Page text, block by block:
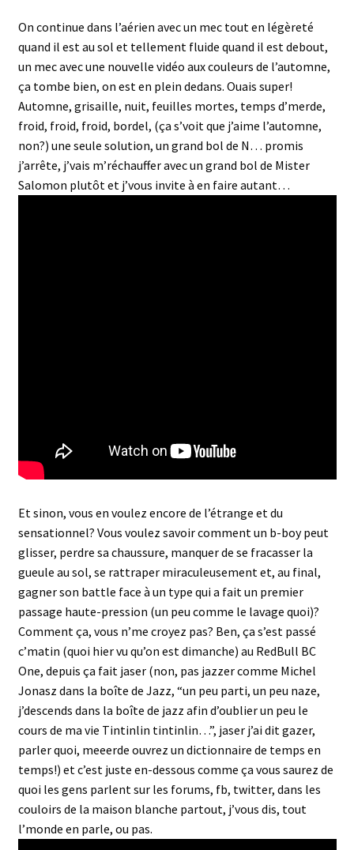
On continue dans l’aérien avec un mec tout en légèreté
quand il est au sol et tellement fluide quand il est debout,
un mec avec une nouvelle vidéo aux couleurs de l’automne,
ça tombe bien, on est en plein dedans. Ouais super!
Automne, grisaille, nuit, feuilles mortes, temps d’merde,
froid, froid, froid, bordel, (ça s’voit que j’aime l’automne,
non?) une seule solution, un grand bol de N… promis
j’arrête, j’vais m’réchauffer avec un grand bol de Mister
Salomon plutôt et j’vous invite à en faire autant…
Et sinon, vous en voulez encore de l’étrange et du
sensationnel? Vous voulez savoir comment un b-boy peut
glisser, perdre sa chaussure, manquer de se fracasser la
gueule au sol, se rattraper miraculeusement et, au final,
gagner son battle face à un type qui a fait un premier
passage haute-pression (un peu comme le lavage quoi)?
Comment ça, vous n’me croyez pas? Ben, ça s’est passé
c’matin (quoi hier vu qu’on est dimanche) au RedBull BC
One, depuis ça fait jaser (non, pas jazzer comme Michel
Jonasz dans la boîte de Jazz, “un peu parti, un peu naze,
j’descends dans la boîte de jazz afin d’oublier un peu le
cours de ma vie Tintinlin tintinlin…”, jaser j’ai dit gazer,
parler quoi, meeerde ouvrez un dictionnaire de temps en
temps!) et c’est juste en-dessous comme ça vous saurez de
quoi les gens parlent sur les forums, fb, twitter, dans les
couloirs de la maison blanche partout, j’vous dis, tout
l’monde en parle, ou pas.